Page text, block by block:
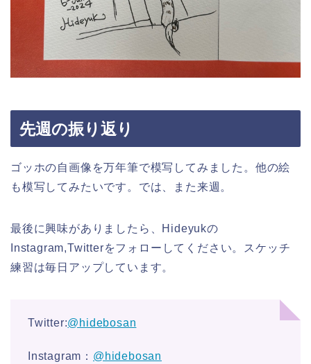
先週の振り返り
ゴッホの自画像を万年筆で模写してみました。他の絵
も模写してみたいです。では、また来週。
最後に興味がありましたら、Hideyukの
Instagram,Twitterをフォローしてください。スケッチ
練習は毎日アップしています。
Twitter:@hidebosan
Instagram： @hidebosan